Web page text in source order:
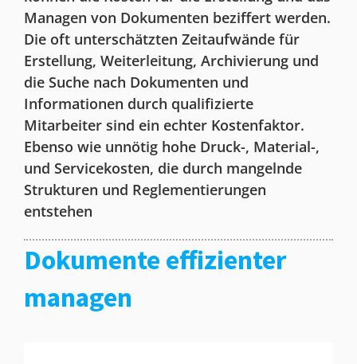
Managen von Dokumenten beziffert werden.
Die oft unterschätzten Zeitaufwände für
Erstellung, Weiterleitung, Archivierung und
die Suche nach Dokumenten und
Informationen durch qualifizierte
Mitarbeiter sind ein echter Kostenfaktor.
Ebenso wie unnötig hohe Druck-, Material-,
und Servicekosten, die durch mangelnde
Strukturen und Reglementierungen
entstehen
Dokumente effizienter
managen